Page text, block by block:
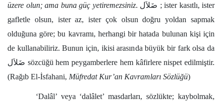
üzere olun; ama buna güç yetiremezsiniz. ضَلاَل ; ister kasıtlı, ister
gafletle olsun, ister az, ister çok olsun doğru yoldan sapmak
olduğuna göre; bu kavramı, herhangi bir hatada bulunan kişi için
de kullanabiliriz. Bunun için, ikisi arasında büyük bir fark olsa da
ضَلاَل sözcüğü hem peygamberlere hem kâfirlere nispet edilmiştir.
(Rağıb El-İsfahani, Müfredat Kur’an Kavramları Sözlüğü)
‘Dalâl’ veya ‘dalâlet’ masdarları, sözlükte; kaybolmak,